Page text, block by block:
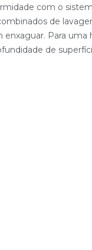
com o
de
Para
de